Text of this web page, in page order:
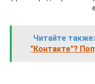
Читайте также:
"Контакте"?